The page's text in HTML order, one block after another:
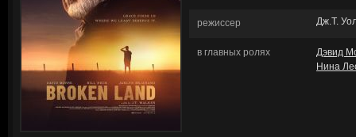
режиссер Дж.Т.
в главных ролях
Дэвид
Нина